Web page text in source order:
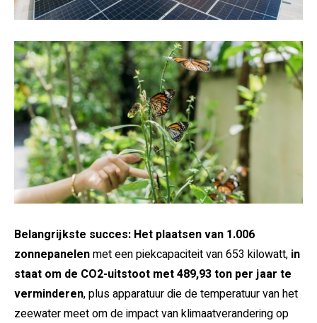
Belangrijkste succes: Het plaatsen van 1.006
zonnepanelenmet een piekcapaciteit van 653 kilowatt, in
staat om de CO2-uitstoot met 489,93 ton per jaar te
verminderen, plus apparatuur die de temperatuur van het
zeewater meet om de impact van klimaatverandering op